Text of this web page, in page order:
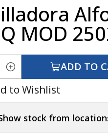
MOD
ADD TO
to Wishlist
stock from